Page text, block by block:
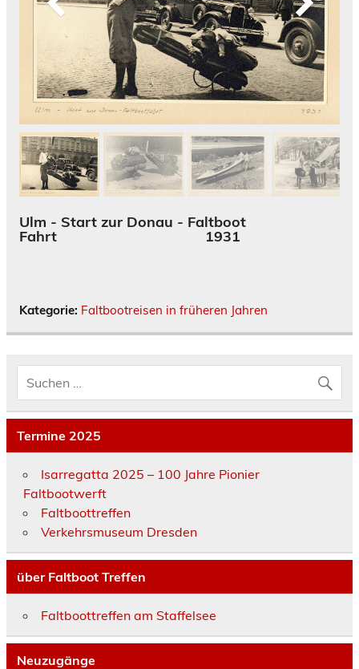
Ulm - Start zur Donau - Faltboot
Fahrt 1931
Kategorie: Faltbootreisen in früheren Jahren
Termine 2025
Isarregatta 2025 – 100 Jahre Pionier
Faltbootwerft
Faltboottreffen
Verkehrsmuseum Dresden
über Faltboot Treffen
Faltboottreffen am Staffelsee
Neuzugänge